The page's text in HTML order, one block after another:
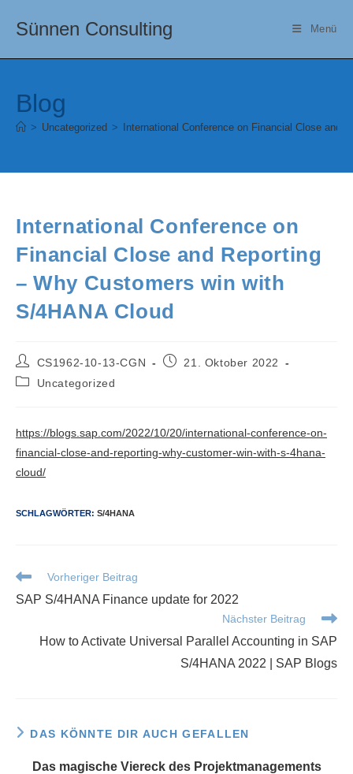
InhaltSünnen Consulting Menü
Blog
> Uncategorized > International Conference on Financial Close and
International Conference on
Financial Close and Reporting
– Why Customers win with
S/4HANA Cloud
Beitrags-
Autor:
CS1962-10-13-CGN
Beitrag21. Oktober 2022
Beitrags-Uncategorized
https://blogs.sap.com/2022/10/20/international-conference-on-
financial-close-and-reporting-why-customer-win-with-s-4hana-
cloud/
SCHLAGWÖRTER: S/4HANA
Weitere
ansehen
Vorheriger Beitrag
SAP S/4HANA Finance update for 2022
Nächster Beitrag
How to Activate Universal Parallel Accounting in SAP
S/4HANA 2022 | SAP Blogs
DAS KÖNNTE DIR AUCH GEFALLEN
Das magische Viereck des Projektmanagements